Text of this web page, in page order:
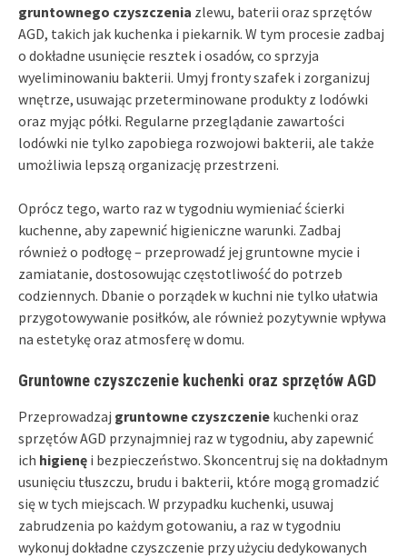
gruntownego czyszczenia zlewu, baterii oraz sprzętów
AGD, takich jak kuchenka i piekarnik. W tym procesie zadbaj
o dokładne usunięcie resztek i osadów, co sprzyja
wyeliminowaniu bakterii. Umyj fronty szafek i zorganizuj
wnętrze, usuwając przeterminowane produkty z lodówki
oraz myjąc półki. Regularne przeglądanie zawartości
lodówki nie tylko zapobiega rozwojowi bakterii, ale także
umożliwia lepszą organizację przestrzeni.
Oprócz tego, warto raz w tygodniu wymieniać ścierki
kuchenne, aby zapewnić higieniczne warunki. Zadbaj
również o podłogę – przeprowadź jej gruntowne mycie i
zamiatanie, dostosowując częstotliwość do potrzeb
codziennych. Dbanie o porządek w kuchni nie tylko ułatwia
przygotowywanie posiłków, ale również pozytywnie wpływa
na estetykę oraz atmosferę w domu.
Gruntowne czyszczenie kuchenki oraz sprzętów AGD
Przeprowadzaj gruntowne czyszczenie kuchenki oraz
sprzętów AGD przynajmniej raz w tygodniu, aby zapewnić
ich higienę i bezpieczeństwo. Skoncentruj się na dokładnym
usunięciu tłuszczu, brudu i bakterii, które mogą gromadzić
się w tych miejscach. W przypadku kuchenki, usuwaj
zabrudzenia po każdym gotowaniu, a raz w tygodniu
wykonuj dokładne czyszczenie przy użyciu dedykowanych